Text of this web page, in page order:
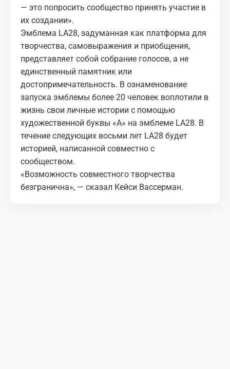
— это попросить сообщество принять участие в
их создании».
Эмблема LA28, задуманная как платформа для
творчества, самовыражения и приобщения,
представляет собой собрание голосов, а не
единственный памятник или
достопримечательность. В ознаменование
запуска эмблемы более 20 человек воплотили в
жизнь свои личные истории с помощью
художественной буквы «А» на эмблеме LA28. В
течение следующих восьми лет LA28 будет
историей, написанной совместно с
сообществом.
«Возможность совместного творчества
безгранична», — сказал Кейси Вассерман.